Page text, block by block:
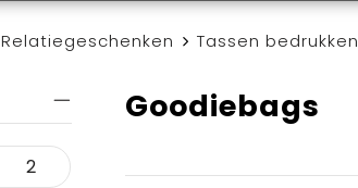
Relatiegeschenken Tassen bedrukken
Goodiebags